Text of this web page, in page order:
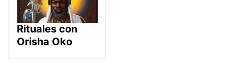
Rituales con
Orisha Oko